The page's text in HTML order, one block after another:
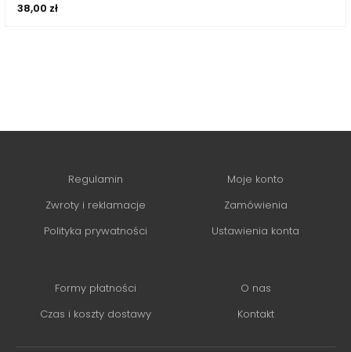
38,00 zł
Regulamin
Zwroty i reklamacje
Polityka prywatności
Moje konto
Zamówienia
Ustawienia konta
Formy płatności
Czas i koszty dostawy
O nas
Kontakt